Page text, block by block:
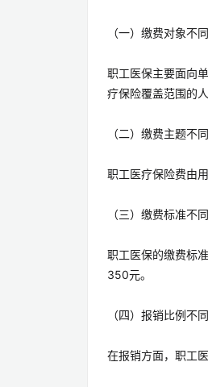
（一）缴费对象不同
职工医保主要面向
疗保险覆盖范围的人
（二）缴费主题不同
职工医疗保险费由
（三）缴费标准不同
职工医保的缴费标
350元。
（四）报销比例不同
在报销方面，职工